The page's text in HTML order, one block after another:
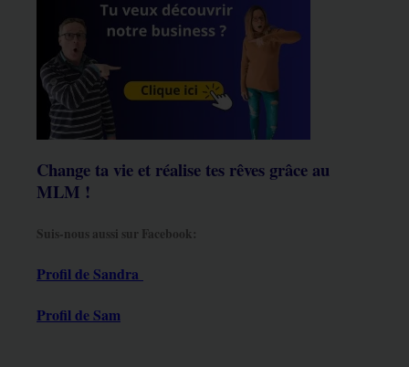
Change ta vie et réalise tes rêves grâce au
MLM !
Suis-nous aussi sur Facebook:
Profil de Sandra
Profil de Sam